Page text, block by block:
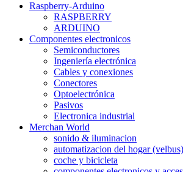
Raspberry-Arduino
RASPBERRY
ARDUINO
Componentes electronicos
Semiconductores
Ingeniería electrónica
Cables y conexiones
Conectores
Optoelectrónica
Pasivos
Electronica industrial
Merchan World
sonido & iluminacion
automatizacion del hogar (velbus)
coche y bicicleta